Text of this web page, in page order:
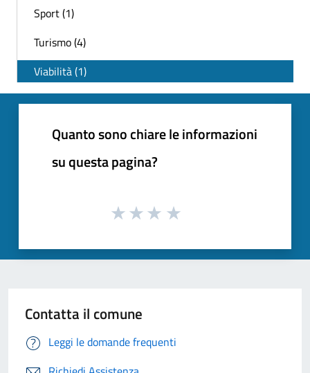
Sport (1)
Turismo (4)
Viabilità (1)
Quanto sono chiare le informazioni
su questa pagina?
Contatta il comune
Leggi le domande frequenti